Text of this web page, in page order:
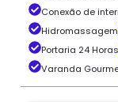
Conexão de
Hidromassagem
Portaria 24 Horas
Varanda